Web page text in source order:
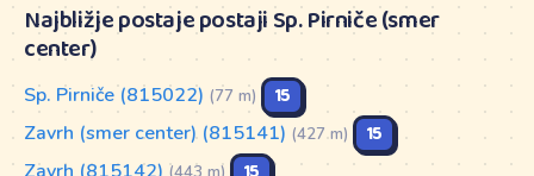
Najbližje postaje postaji Sp. Pirniče (smer
center)
Sp. Pirniče (815022) (77 m) 15
Zavrh (smer center) (815141) (427 m) 15